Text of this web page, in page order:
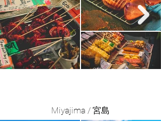
Miyajima / 宮島